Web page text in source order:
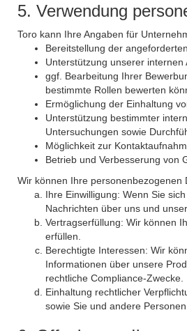
5. Verwendung
Toro kann Ihre Angaben für
Bereitstellung der
Unterstützung unserer
ggf. Bearbeitung Ihrer
bestimmte Rollen bewerten
Ermöglichung der Einhaltung
Unterstützung bestimmter
Untersuchungen sowie
Möglichkeit zur
Betrieb und Verbesserung von
Wir können Ihre
Ihre Einwilligung: Wenn Sie
Nachrichten über uns und
Vertragserfüllung: Wir können
erfüllen.
Berechtigte Interessen: Wir
Informationen über unsere
rechtliche Compliance-Zwecke.
Einhaltung rechtlicher
sowie Sie und andere